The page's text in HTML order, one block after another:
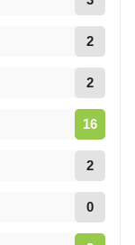
2
2
16
2
0